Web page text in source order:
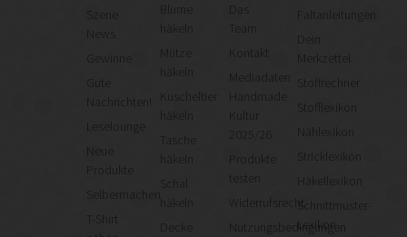
News
Gute
Nachrichten!
Leselounge
Neue
Produkte
Selbermachen
T-Shirt
häkeln
Mütze
häkeln
Kuscheltier
Tasche
häkeln
Das
Team
Kontakt
Mediadaten
Kultur
2025/26
Produkte
testen
Widerrufsrecht
Nutzungsbedingungen
Faltanleitungen
Merkzettel
Stoffrechner
Stofflexikon
Nählexikon
Stricklexikon
Häkellexikon
Schnittmuster-
Lexikon